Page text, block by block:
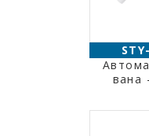
вана